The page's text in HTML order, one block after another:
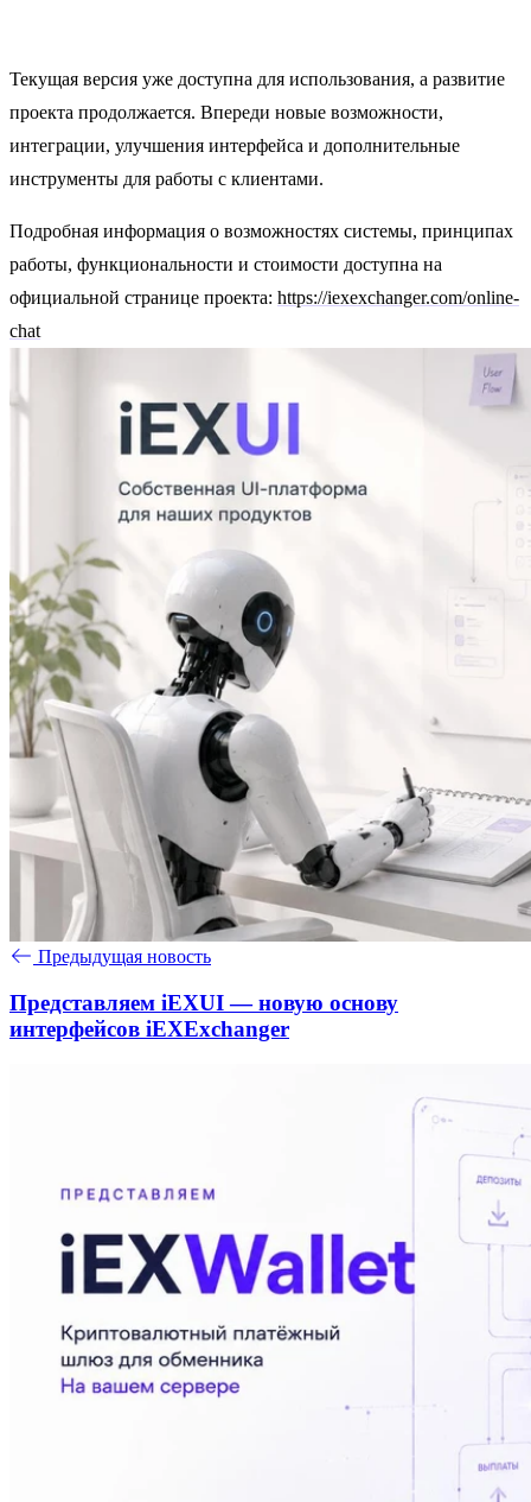
Текущая версия уже доступна для использования, а развитие
проекта продолжается. Впереди новые возможности,
интеграции, улучшения интерфейса и дополнительные
инструменты для работы с клиентами.
Подробная информация о возможностях системы, принципах
работы, функциональности и стоимости доступна на
официальной странице проекта: https://iexexchanger.com/online-
chat
Предыдущая новость
Представляем iEXUI — новую основу
интерфейсов iEXExchanger